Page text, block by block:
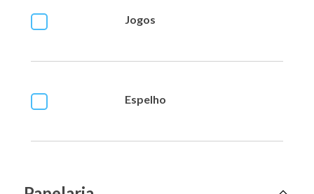
Jogos
Espelho